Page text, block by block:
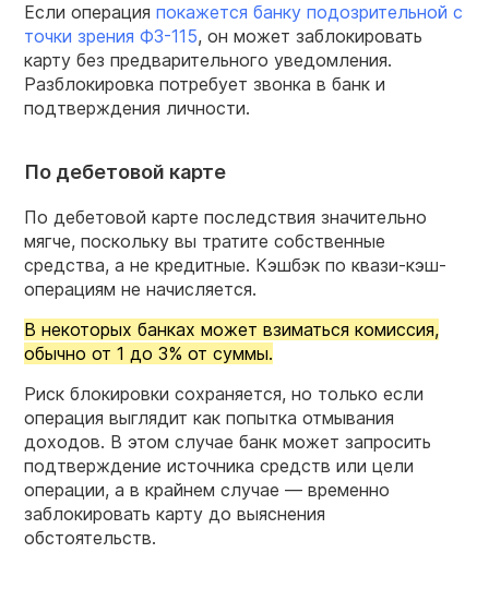
Если операция покажется банку подозрительной с
точки зрения ФЗ-115, он может заблокировать
карту без предварительного уведомления.
Разблокировка потребует звонка в банк и
подтверждения личности.
По дебетовой карте
По дебетовой карте последствия значительно
мягче, поскольку вы тратите собственные
средства, а не кредитные. Кэшбэк по квази-кэш-
операциям не начисляется.
В некоторых банках может взиматься комиссия,
обычно от 1 до 3% от суммы.
Риск блокировки сохраняется, но только если
операция выглядит как попытка отмывания
доходов. В этом случае банк может запросить
подтверждение источника средств или цели
операции, а в крайнем случае — временно
заблокировать карту до выяснения
обстоятельств.